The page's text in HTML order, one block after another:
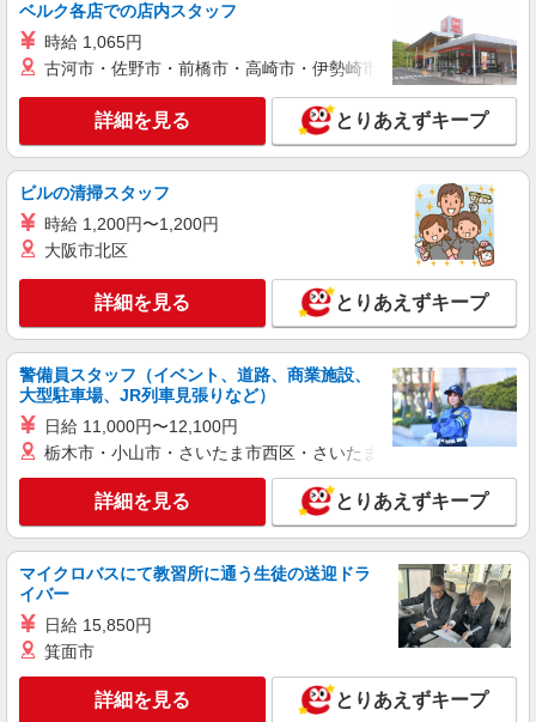
ベルク各店での店内スタッフ
時給 1,065円
古河市・佐野市・前橋市・高崎市・伊勢崎市・太田市・館林市
詳細を見る とりあえずキープ
ビルの清掃スタッフ
時給 1,200円〜1,200円
大阪市北区
詳細を見る とりあえずキープ
警備員スタッフ（イベント、道路、商業施設、
大型駐車場、JR列車見張りなど）
日給 11,000円〜12,100円
栃木市・小山市・さいたま市西区・さいたま市岩槻区・久喜市・
詳細を見る とりあえずキープ
マイクロバスにて教習所に通う生徒の送迎ドラ
イバー
日給 15,850円
箕面市
詳細を見る とりあえずキープ